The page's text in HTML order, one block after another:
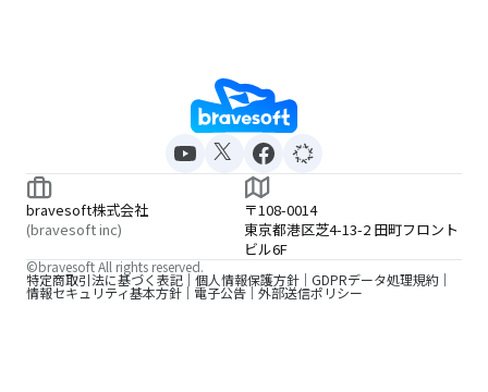
bravesoft株式会社
(bravesoft inc)
〒108-0014
東京都港区芝4-13-2 田町フロント
ビル6F
特定商取引法に基づく表記 個人情報保護方針 GDPRデータ処理規約
情報セキュリティ基本方針 電子公告 外部送信ポリシー
©bravesoft All rights reserved.